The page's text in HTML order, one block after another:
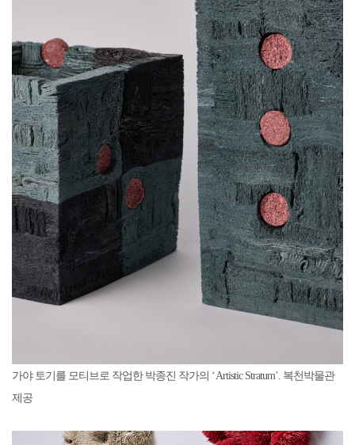
가야 토기를 모티브로 작업한 박종진 작가의 ‘Artistic Stratum’. 복천박물관
제공